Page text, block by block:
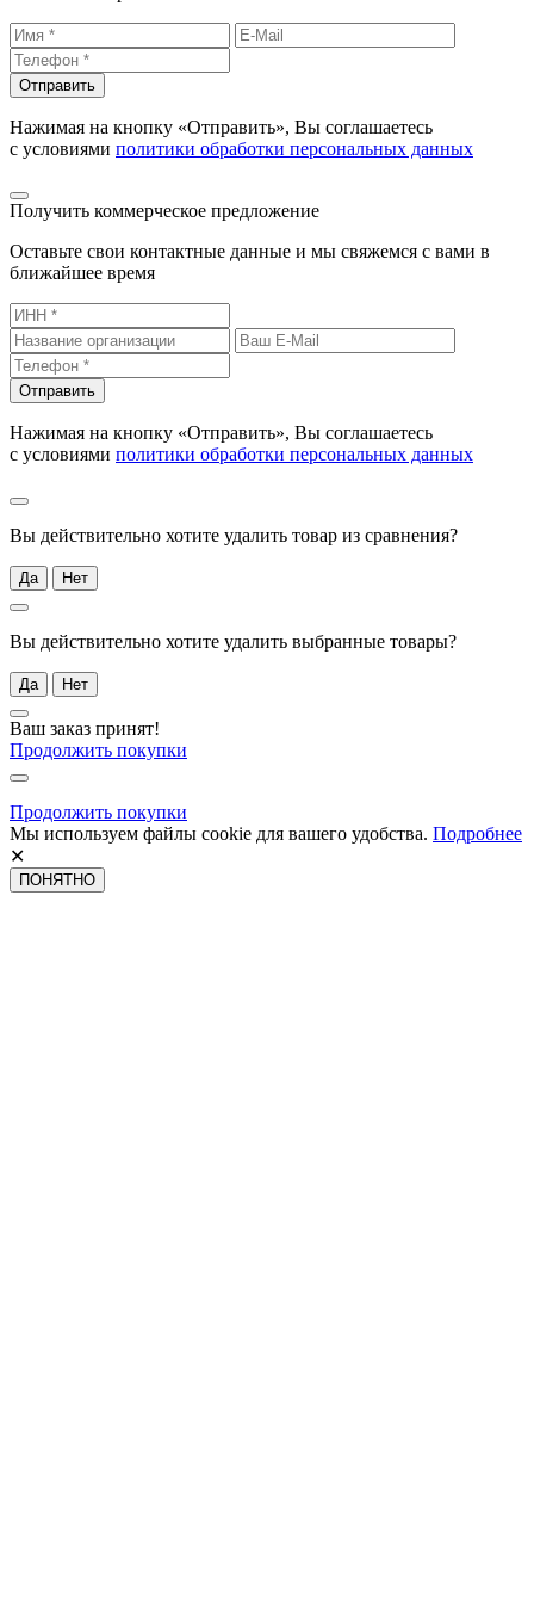
Отправить
Нажимая на кнопку «Отправить», Вы соглашаетесь
с условиями политики обработки персональных данных
Получить коммерческое предложение
Оставьте свои контактные данные и мы свяжемся с вами в
ближайшее время
Отправить
Нажимая на кнопку «Отправить», Вы соглашаетесь
с условиями политики обработки персональных данных
Вы действительно хотите удалить товар из сравнения?
Да Нет
Вы действительно хотите удалить выбранные товары?
Да Нет
Ваш заказ принят!
Продолжить покупки
Продолжить покупки
Мы используем файлы cookie для вашего удобства. Подробнее
✕
ПОНЯТНО